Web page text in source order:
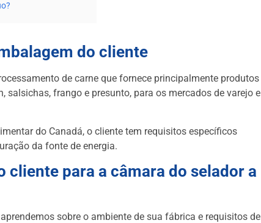
do cliente
de carne que fornece principalmente produtos
salsichas, frango e presunto, para os mercados de varejo e
do Canadá, o cliente tem requisitos específicos
da fonte de energia.
cliente para a câmara do selador a
sobre o ambiente de sua fábrica e requisitos de